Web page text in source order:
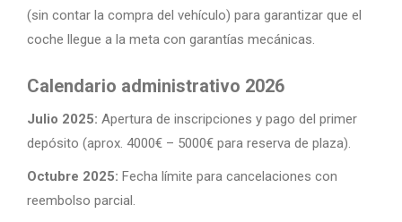
(sin contar la compra del vehículo) para garantizar que el
coche llegue a la meta con garantías mecánicas.
Calendario administrativo 2026
Julio 2025: Apertura de inscripciones y pago del primer
depósito (aprox. 4000€ – 5000€ para reserva de plaza).
Octubre 2025: Fecha límite para cancelaciones con
reembolso parcial.